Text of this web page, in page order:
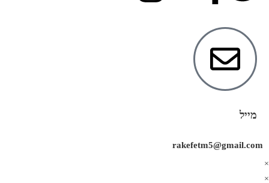
מייל
rakefetm5@gmail.com
×
×